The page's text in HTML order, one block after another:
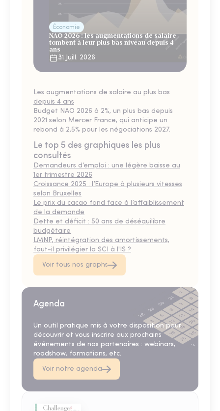
Économie
NAO 2026 : les augmentations de salaire
tombent à leur plus bas niveau depuis 4
ans
31 Juill. 2026
Les augmentations de salaire au plus bas
depuis 4 ans
Budget NAO 2026 à 2%, un plus bas depuis
2021 selon Mercer France, qui anticipe un
rebond à 2,5% pour les négociations 2027.
Le top 5 des graphiques les plus
consultés
Demandeurs d’emploi : une légère baisse au
1er trimestre 2026
Croissance 2025 : l’Europe à plusieurs vitesses
selon Bruxelles
Le prix du cacao fond face à l’affaiblissement
de la demande
Dette et déficit : 50 ans de déséquilibre
budgétaire
LMNP, réintégration des amortissements,
faut-il privilégier la SCI à l'IS ?
Voir tous nos graphs
Agenda
Un outil pratique mis à votre disposition pour
découvrir et vous inscrire aux prochains
événements de nos partenaires : webinars,
roadshow, formations, etc.
Voir notre agenda